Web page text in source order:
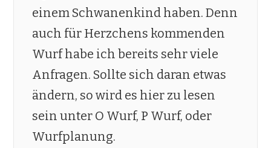
einem Schwanenkind haben. Denn
auch für Herzchens kommenden
Wurf habe ich bereits sehr viele
Anfragen. Sollte sich daran etwas
ändern, so wird es hier zu lesen
sein unter O Wurf, P Wurf, oder
Wurfplanung.